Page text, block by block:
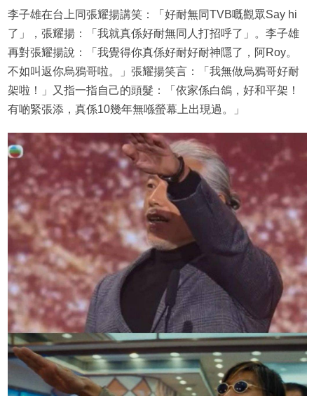
李子雄在台上同張耀揚講笑：「好耐無同TVB嘅觀眾Say hi
了」，張耀揚：「我就真係好耐無同人打招呼了」。李子雄
再對張耀揚說：「我覺得你真係好耐好耐神隱了，阿Roy。
不如叫返你烏鴉哥啦。」張耀揚笑言：「我無做烏鴉哥好耐
架啦！」又指一指自己的頭髮：「依家係白鴿，好和平架！
有啲緊張添，真係10幾年無喺螢幕上出現過。」